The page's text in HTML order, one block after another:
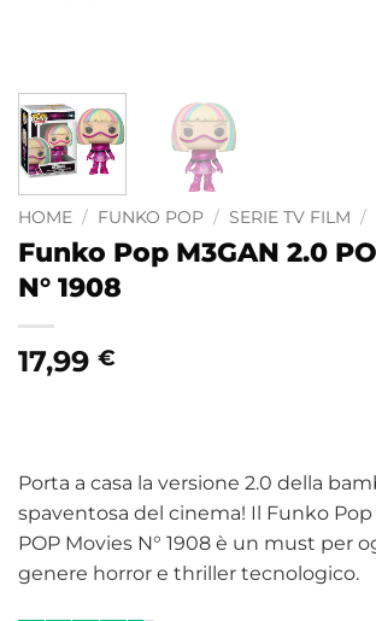
HOME / FUNKO POP / SERIE TV FILM /
Funko Pop M3GAN 2.0
N° 1908
17,99 €
Porta a casa la versione 2.0 della
spaventosa del cinema! Il Funko Pop
POP Movies N° 1908 è un must per
genere horror e thriller tecnologico.